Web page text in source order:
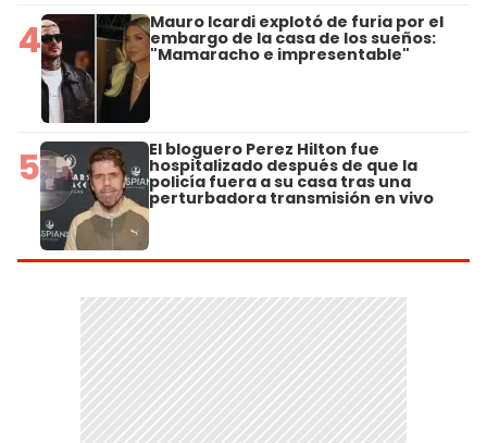
4 Mauro Icardi explotó de furia por el
embargo de la casa de los sueños:
"Mamaracho e impresentable"
5 El bloguero Perez Hilton fue
hospitalizado después de que la
policía fuera a su casa tras una
perturbadora transmisión en vivo